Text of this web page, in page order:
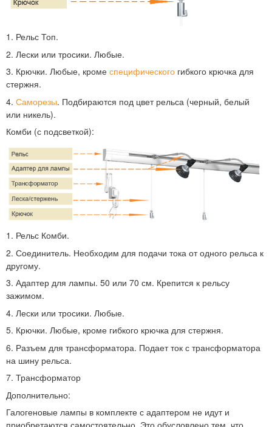
1. Рельс Топ.
2. Лески или тросики. Любые.
3. Крючки. Любые, кроме специфического гибкого крючка для
стержня.
4. Саморезы. Подбираются под цвет рельса (черный, белый
или никель).
Комби (с подсветкой):
1. Рельс Комби.
2. Соединитель. Необходим для подачи тока от одного рельса к
другому.
3. Адаптер для лампы. 50 или 70 см. Крепится к рельсу
зажимом.
4. Лески или тросики. Любые.
5. Крючки. Любые, кроме гибкого крючка для стержня.
6. Разъем для трансформатора. Подает ток с трансформатора
на шину рельса.
7. Трансформатор
Дополнительно:
Галогеновые лампы в комплекте с адаптером не идут и